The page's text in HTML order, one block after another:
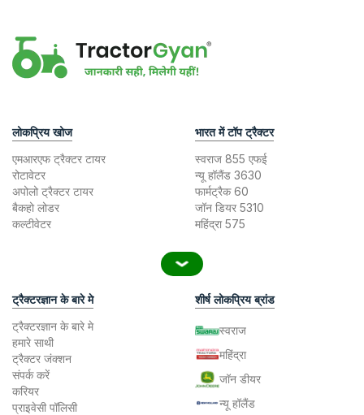
लोकप्रिय खोज
एमआरएफ ट्रैक्टर टायर
रोटावेटर
अपोलो ट्रैक्टर टायर
बैकहो लोडर
कल्टीवेटर
भारत में टॉप ट्रैक्टर
स्वराज 855 एफई
न्यू हॉलैंड 3630
फार्मट्रैक 60
जॉन डियर 5310
महिंद्रा 575
ट्रैक्टरज्ञान के बारे मे
ट्रैक्टरज्ञान के बारे मे
हमारे साथी
ट्रैक्टर जंक्शन
संपर्क करें
करियर
प्राइवेसी पॉलिसी
शीर्ष लोकप्रिय ब्रांड
स्वराज
महिंद्रा
जॉन डीयर
न्यू हॉलैंड